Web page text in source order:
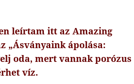
leírtam itt az Amazing
„Ásványaink ápolása:
oda, mert vannak porózus
víz.